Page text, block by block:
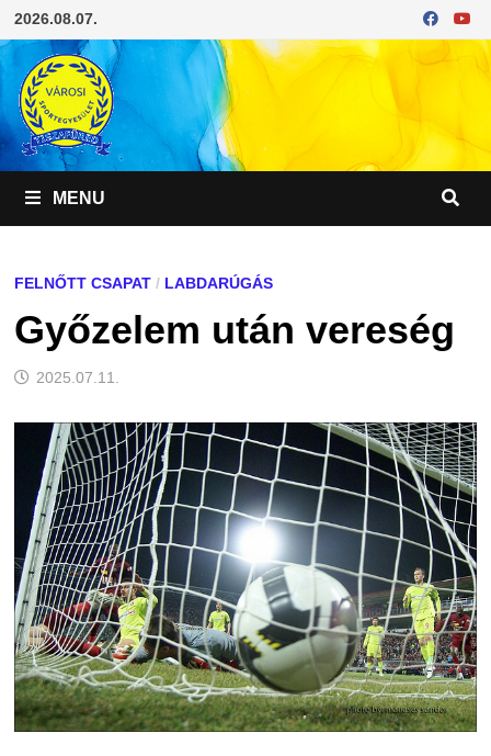
Skip
to
content
2026.08.07.
MENU
FELNŐTT CSAPAT/ LABDARÚGÁS
Győzelem után vereség
2025.07.11.